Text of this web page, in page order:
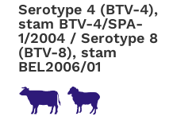
Serotype 4 (BTV-4),
stam BTV-4/SPA-
1/2004 / Serotype 8
(BTV-8), stam
BEL2006/01